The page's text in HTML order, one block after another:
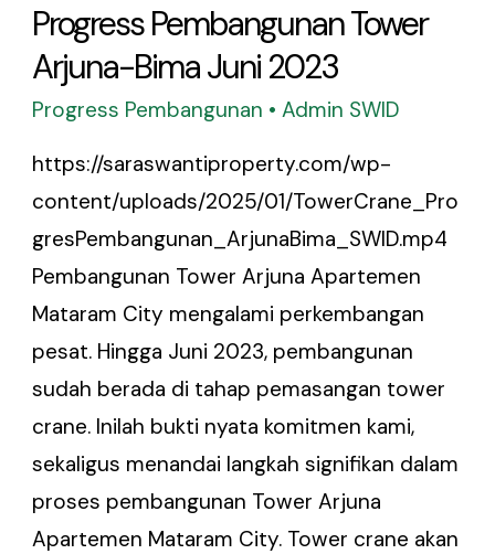
Progress Pembangunan Tower
Arjuna-Bima Juni 2023
Progress Pembangunan •Admin SWID
https://saraswantiproperty.com/wp-
content/uploads/2025/01/TowerCrane_Pro
gresPembangunan_ArjunaBima_SWID.mp4
Pembangunan Tower Arjuna Apartemen
Mataram City mengalami perkembangan
pesat. Hingga Juni 2023, pembangunan
sudah berada di tahap pemasangan tower
crane. Inilah bukti nyata komitmen kami,
sekaligus menandai langkah signifikan dalam
proses pembangunan Tower Arjuna
Apartemen Mataram City. Tower crane akan